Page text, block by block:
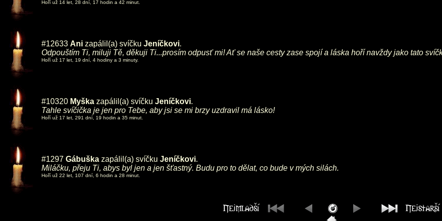
Hoří už 14 let, 28 dní, 17 hodin a 42 minut.
#12633 Ani zapálil(a) svíčku Jeníčkovi.
Odpouštím Ti, miluji Tě, děkuji Ti...prosím odpusť mi! Ať se naše cesty zase spojí a láska hoří navždy jako tato
Hoří už 17 let, 19 dní, 4 hodiny a 3 minuty.
#10320 Myška zapálil(a) svíčku Jeníčkovi.
Tahle svíčička je jen pro Tebe, aby jsi se mi brzy uzdravil má lásko!
Hoří už 17 let, 291 dní, 19 hodin a 35 minut.
#1297 Gábuška zapálil(a) svíčku Jeníčkovi.
Miláčku, přeju Ti, abys byl jen a jen šťastný. Budu pro to dělat, co bude v mých silách.
Hoří už 22 let, 107 dní, 6 hodin a 28 minut.